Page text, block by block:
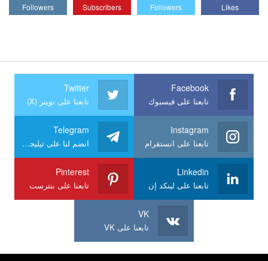
Likes
Followers
Subscribers
Followers
Facebook
تابعنا على فيسبوك
Twitter
تابعنا على تويتر (X)
Instagram
تابعنا على انستقرام
Telegram
انضم لنا على تيليجرام
Linkedin
تابعنا على لينكد إن
Pinterest
تابعنا على بنترست
VK
تابعنا على VK